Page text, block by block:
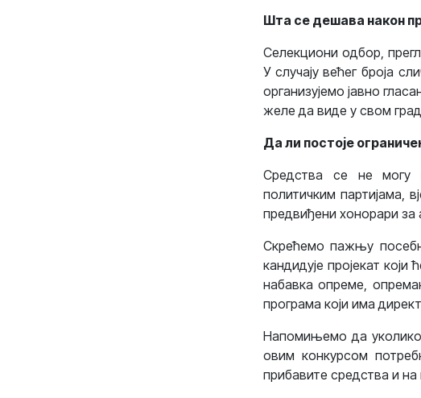
Шта се дешава након
Селекциони одбор,
У случају већег броја
организујемо јавно
желе да виде у свом
Да ли постоје
Средства се не могу
политичким партијама,
предвиђени хонорари за
Скрећемо пажњу
кандидује пројекат
набавка опреме,
програма који има
Напомињемо да уколико
овим конкурсом
прибавите средства и на